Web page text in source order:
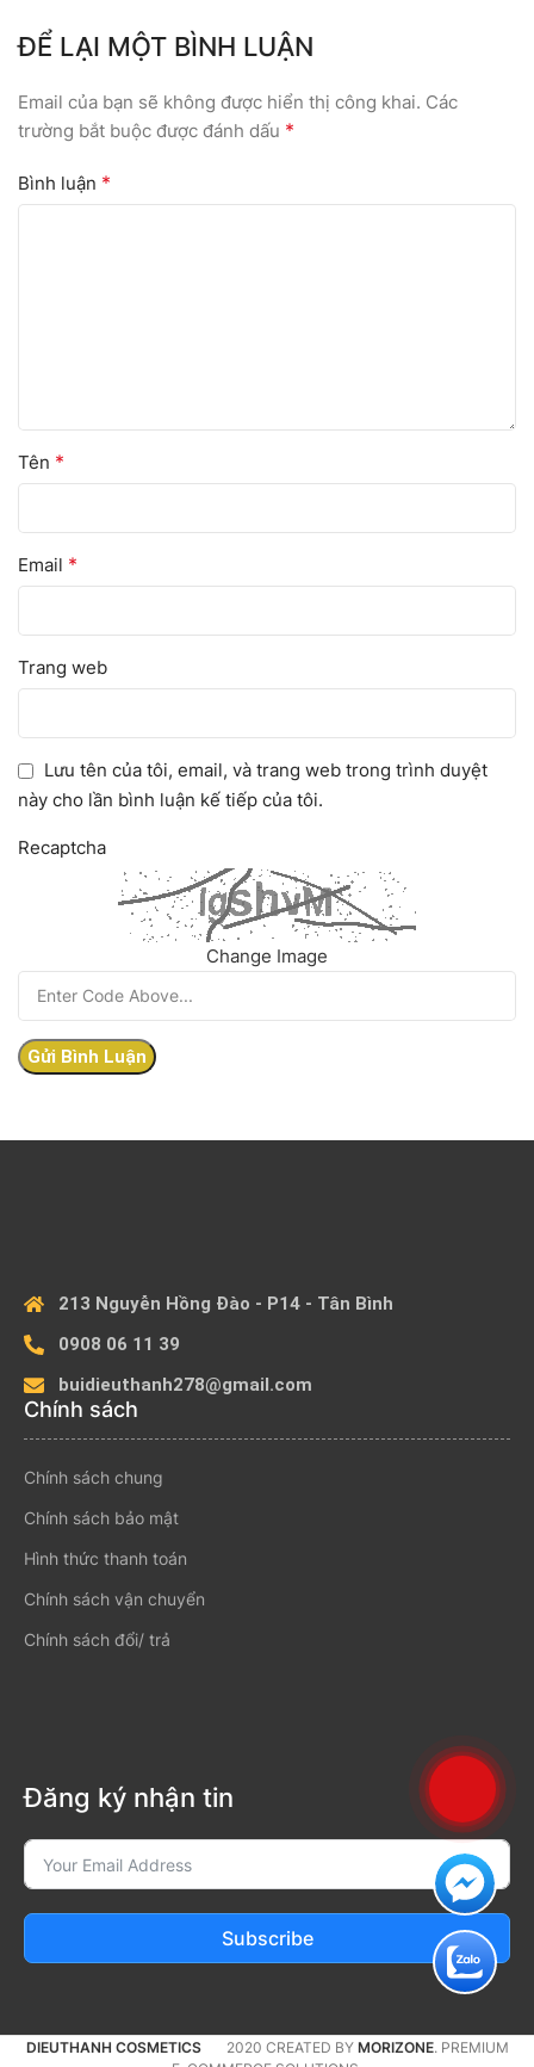
ĐỂ LẠI MỘT BÌNH LUẬN
Email của bạn sẽ không được hiển thị công khai. Các
trường bắt buộc được đánh dấu *
Bình luận *
Tên *
Email *
Trang web
Lưu tên của tôi, email, và trang web trong trình duyệt
này cho lần bình luận kế tiếp của tôi.
Recaptcha
Change Image
213 Nguyễn Hồng Đào - P14 - Tân Bình
0908 06 11 39
buidieuthanh278@gmail.com
Chính sách
Chính sách chung
Chính sách bảo mật
Hình thức thanh toán
Chính sách vận chuyển
Chính sách đổi/ trả
Đăng ký nhận tin
Subscribe
DIEUTHANH COSMETICS 2020 CREATED BY MORIZONE. PREMIUM